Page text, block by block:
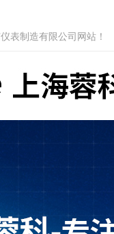
表制造有限公司网站！